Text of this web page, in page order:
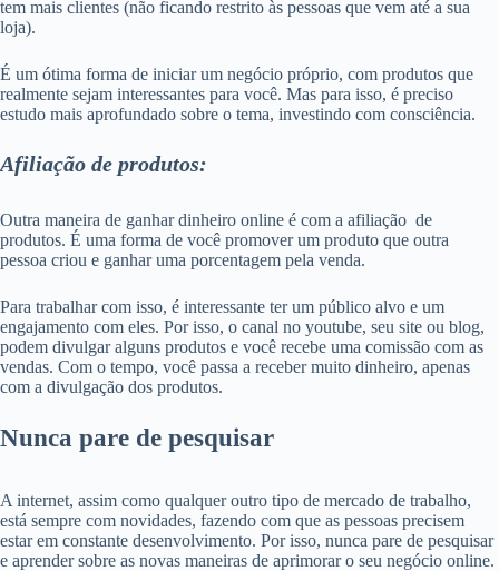
tem mais clientes (não ficando restrito às pessoas que vem até a sua
loja).
É um ótima forma de iniciar um negócio próprio, com produtos que
realmente sejam interessantes para você. Mas para isso, é preciso
estudo mais aprofundado sobre o tema, investindo com consciência.
Afiliação de produtos:
Outra maneira de ganhar dinheiro online é com a afiliação de
produtos. É uma forma de você promover um produto que outra
pessoa criou e ganhar uma porcentagem pela venda.
Para trabalhar com isso, é interessante ter um público alvo e um
engajamento com eles. Por isso, o canal no youtube, seu site ou blog,
podem divulgar alguns produtos e você recebe uma comissão com as
vendas. Com o tempo, você passa a receber muito dinheiro, apenas
com a divulgação dos produtos.
Nunca pare de pesquisar
A internet, assim como qualquer outro tipo de mercado de trabalho,
está sempre com novidades, fazendo com que as pessoas precisem
estar em constante desenvolvimento. Por isso, nunca pare de pesquisar
e aprender sobre as novas maneiras de aprimorar o seu negócio online.